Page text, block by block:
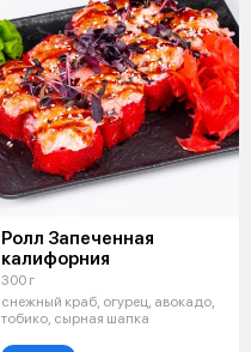
Ролл Запеченная
калифорния
300 г
снежный краб, огурец, авокадо,
тобико, сырная шапка